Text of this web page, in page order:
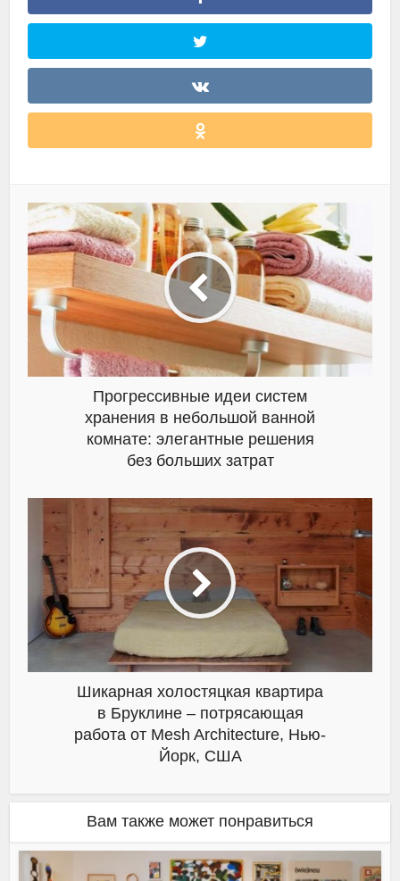
Прогрессивные идеи систем
хранения в небольшой ванной
комнате: элегантные решения
без больших затрат
Шикарная холостяцкая квартира
в Бруклине – потрясающая
работа от Mesh Architecture, Нью-
Йорк, США
Вам также может понравиться